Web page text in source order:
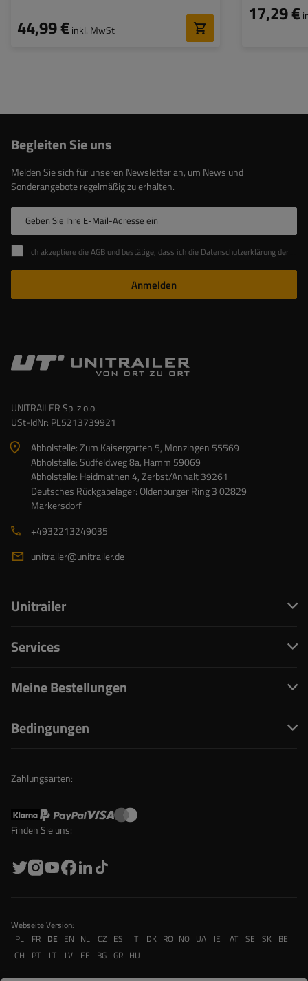
44,99 €inkl. MwSt
17,29 €
Begleiten Sie uns
Melden Sie sich für unseren Newsletter an, um News und
Sonderangebote regelmäßig zu erhalten.
Geben Sie Ihre E-Mail-Adresse ein
Ich akzeptiere die AGB und bestätige, dass ich die Datenschutzerklärung der Website zur Kenntnis genommen habe
Anmelden
UNITRAILER Sp. z o.o.
USt-IdNr: PL5213739921
Abholstelle: Zum Kaisergarten 5, Monzingen 55569
Abholstelle: Südfeldweg 8a, Hamm 59069
Abholstelle: Heidmathen 4, Zerbst/Anhalt 39261
Deutsches Rückgabelager: Oldenburger Ring 3 02829
Markersdorf
+4932213249035
unitrailer@unitrailer.de
Unitrailer
Services
Meine Bestellungen
Bedingungen
Zahlungsarten:
Finden Sie uns:
Webseite Version:
PL
FR DE EN NL CZ ES IT DK RO NO UA IE AT SE SK BE
CH
PT LT LV EE BG GR HU